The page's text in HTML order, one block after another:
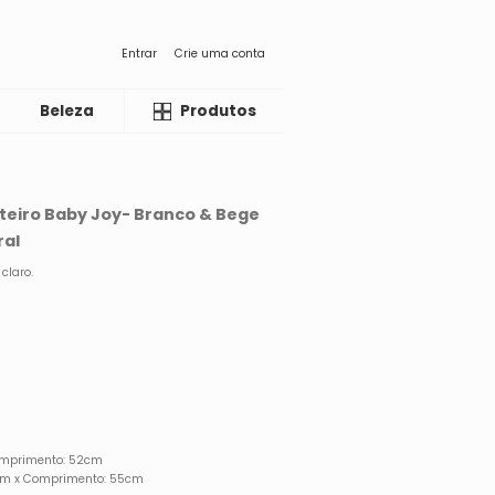
Entrar Crie uma conta
Beleza LiquidaProdutos
Baby Joy- Branco & Bege
52cm
x Comprimento: 55cm